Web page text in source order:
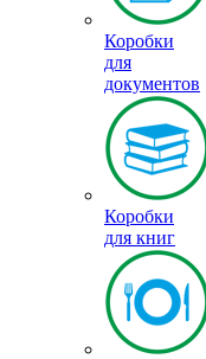
Коробки
для
документов
Коробки
для книг